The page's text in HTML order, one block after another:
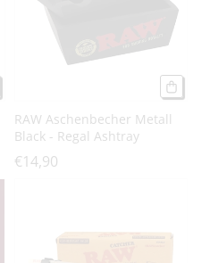
RAW Aschenbecher Metall
Black - Regal Ashtray
€14,90